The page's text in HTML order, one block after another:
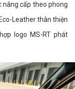
nâng cấp theo phong
Leather thân thiện
logo MS-RT phát